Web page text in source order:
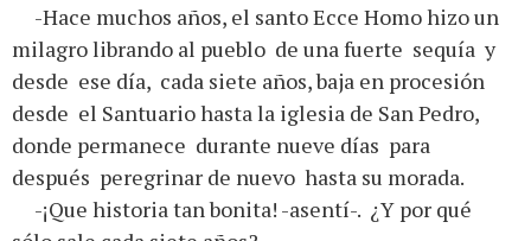
-Hace muchos años, el santo Ecce Homo hizo un
milagro librando al pueblo de una fuerte sequía y
desde ese día, cada siete años, baja en procesión
desde el Santuario hasta la iglesia de San Pedro,
donde permanece durante nueve días para
después peregrinar de nuevo hasta su morada.
-¡Que historia tan bonita! -asentí-. ¿Y por qué